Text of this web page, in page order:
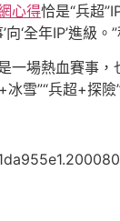
心得恰是“兵超
‘全年IP’進級。
一場熱血賽事
冰雪”“兵超+探